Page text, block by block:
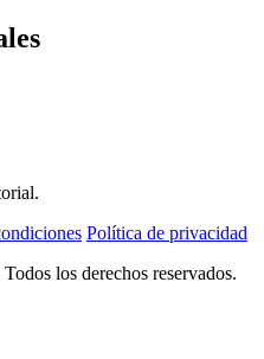
Política de privacidad
los derechos reservados.